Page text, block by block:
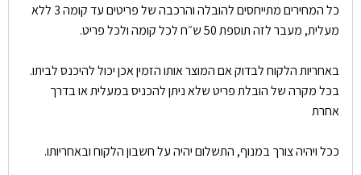
כל המחירים מתייחסים להובלה והרכבה של פריטים עד קומה 3 ללא
מעלית, מעבר לזה תוספת 50 ש״ח לכל קומה ולכל פריט.
באחריות הלקוח לבדוק אם המוצר אותו הזמין אכן יכול להיכנס לביתו.
בכל מקרה של הובלת פריט שלא ניתן להכניס במעלית או בדרך
אחרת
ככל ויהיה צורך במנוף, התשלום יהיה על חשבון הלקוח ובאחריותו.